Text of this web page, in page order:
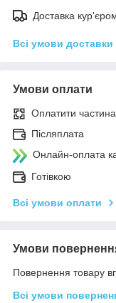
Доставка
Всі умови доставки
Умови оплати
Оплатити
Післяплата
Онлайн-оплата
Готівкою
Всі умови оплати
Умови
Повернення товару
Всі умови